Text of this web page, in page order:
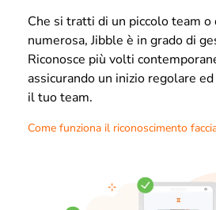
Che si tratti di un piccolo team o
numerosa, Jibble è in grado di
Riconosce più volti
assicurando un inizio regolare
il tuo team.
Come funziona il riconoscimento